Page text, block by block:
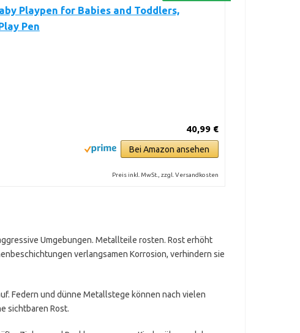
Playpen for Babies and Toddlers,
Pen
40,99 €
Bei Amazon ansehen
Preis inkl. MwSt., zzgl. Versandkosten
Umgebungen. Metallteile rosten. Rost erhöht
verlangsamen Korrosion, verhindern sie
Federn und dünne Metallstege können nach vielen
sichtbaren Rost.